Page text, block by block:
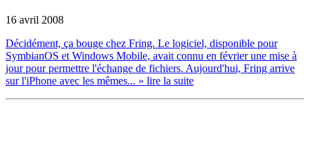
16 avril 2008
Décidément, ça bouge chez Fring. Le logiciel, disponible pour
SymbianOS et Windows Mobile, avait connu en février une mise à
jour pour permettre l'échange de fichiers. Aujourd'hui, Fring arrive
sur l'iPhone avec les mêmes... » lire la suite